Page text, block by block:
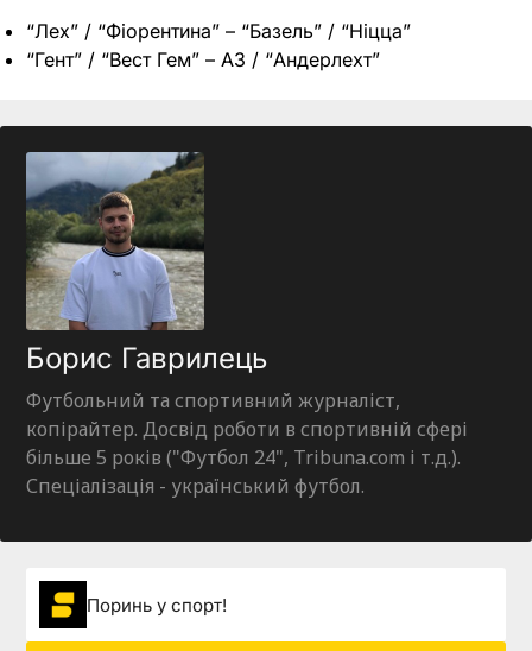
“Лех” / “Фіорентина” – “Базель” / “Ніцца”
“Гент” / “Вест Гем” – АЗ / “Андерлехт”
Борис Гаврилець
Футбольний та спортивний журналіст,
копірайтер. Досвід роботи в спортивній сфері
більше 5 років ("Футбол 24", Tribuna.com і т.д.).
Спеціалізація - український футбол.
Поринь у спорт!